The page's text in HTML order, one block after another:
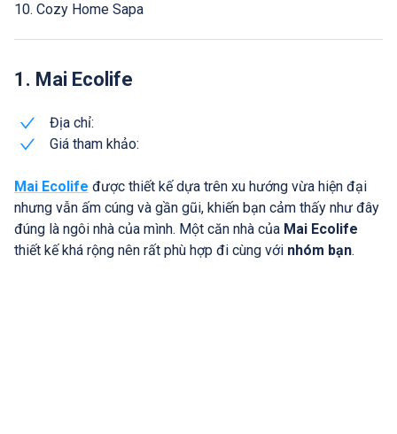
10. Cozy Home Sapa
1. Mai Ecolife
Địa chỉ:
Giá tham khảo:
Mai Ecolife được thiết kế dựa trên xu hướng vừa hiện đại
nhưng vẫn ấm cúng và gần gũi, khiến bạn cảm thấy như đây
đúng là ngôi nhà của mình. Một căn nhà của Mai Ecolife
thiết kế khá rộng nên rất phù hợp đi cùng với nhóm bạn.